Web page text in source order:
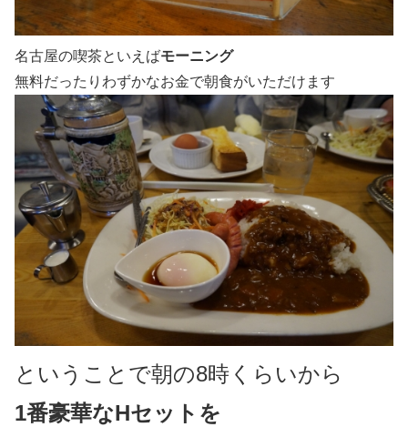
名古屋の喫茶といえばモーニング
無料だったりわずかなお金で朝食がいただけます
ということで朝の8時くらいから
1番豪華なHセットを